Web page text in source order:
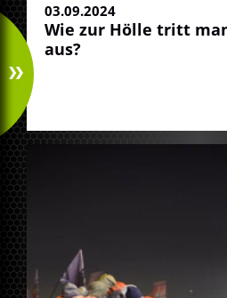
03.09.2024
Wie zur Hölle tritt
aus?